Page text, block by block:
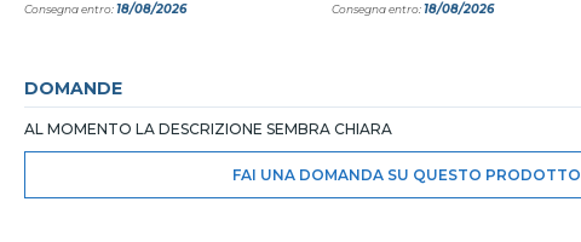
Consegna entro:18/08/2026 Consegna entro:18/08/2026
DOMANDE
AL MOMENTO LA DESCRIZIONE SEMBRA CHIARA
FAI UNA DOMANDA SU QUESTO PRODOTTO